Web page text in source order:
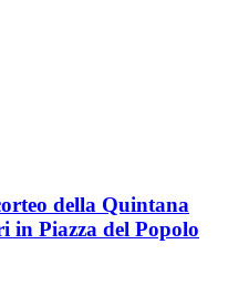
della Quintana
in Piazza del Popolo